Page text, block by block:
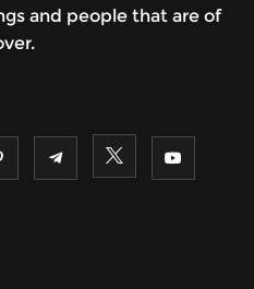
and people that are of